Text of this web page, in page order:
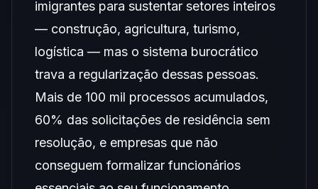
imigrantes para sustentar setores inteiros
— construção, agricultura, turismo,
logística — mas o sistema burocrático
trava a regularização dessas pessoas.
Mais de 100 mil processos acumulados,
60% das solicitações de residência sem
resolução, e empresas que não
conseguem formalizar funcionários